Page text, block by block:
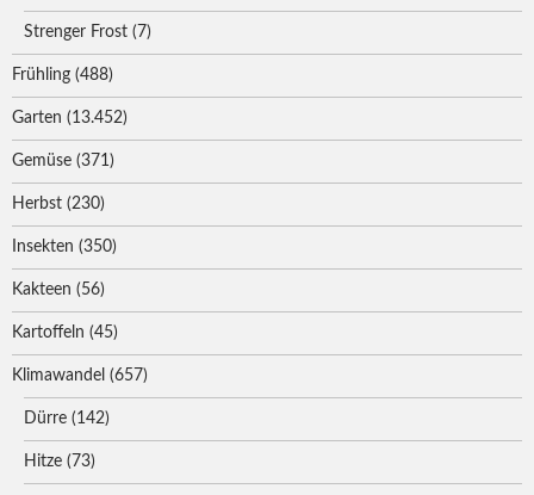
Strenger Frost (7)
Frühling (488)
Garten (13.452)
Gemüse (371)
Herbst (230)
Insekten (350)
Kakteen (56)
Kartoffeln (45)
Klimawandel (657)
Dürre (142)
Hitze (73)